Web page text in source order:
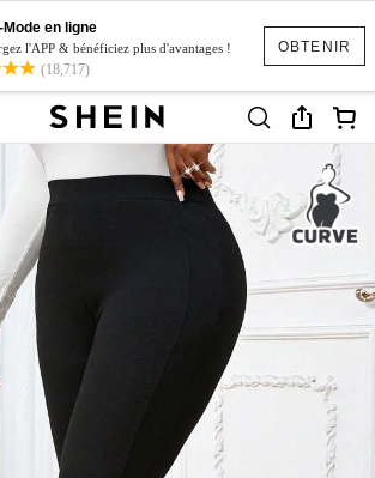
OBTENIR
Mode en ligne
l'APP & bénéficiez plus d'avantages !
(18,717)